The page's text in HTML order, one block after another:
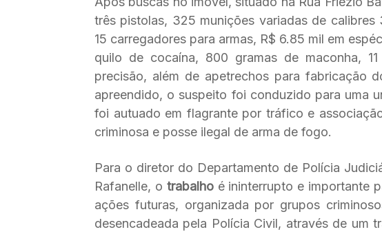
três pistolas, 325 munições variadas de
15 carregadores para armas, R$ 6.85 mil em
quilo de cocaína, 800 gramas de maconha,
precisão, além de apetrechos para fabricação
apreendido, o suspeito foi conduzido para uma
foi autuado em flagrante por tráfico e
criminosa e posse ilegal de arma de fogo.
Para o diretor do Departamento de Polícia
Rafanelle, o trabalhoé ininterrupto e importante
ações futuras, organizada por grupos
desencadeada pela Polícia Civil, através de um